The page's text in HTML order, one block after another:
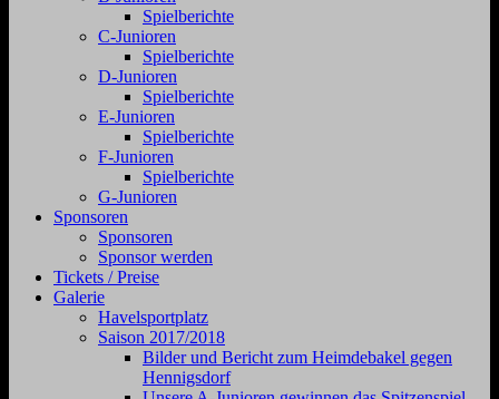
Spielberichte
C-Junioren
Spielberichte
D-Junioren
Spielberichte
E-Junioren
Spielberichte
F-Junioren
Spielberichte
G-Junioren
Sponsoren
Sponsoren
Sponsor werden
Tickets / Preise
Galerie
Havelsportplatz
Saison 2017/2018
Bilder und Bericht zum Heimdebakel gegen
Hennigsdorf